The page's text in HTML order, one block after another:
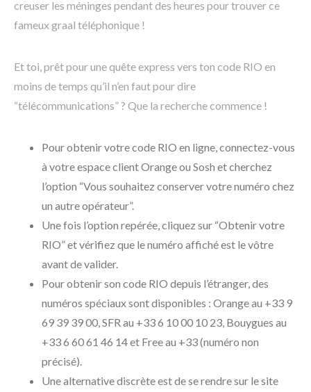
creuser les méninges pendant des heures pour trouver ce
fameux graal téléphonique !
Et toi, prêt pour une quête express vers ton code RIO en
moins de temps qu’il n’en faut pour dire
“télécommunications” ? Que la recherche commence !
Pour obtenir votre code RIO en ligne, connectez-vous
à votre espace client Orange ou Sosh et cherchez
l’option “Vous souhaitez conserver votre numéro chez
un autre opérateur”.
Une fois l’option repérée, cliquez sur “Obtenir votre
RIO” et vérifiez que le numéro affiché est le vôtre
avant de valider.
Pour obtenir son code RIO depuis l’étranger, des
numéros spéciaux sont disponibles : Orange au +33 9
69 39 39 00, SFR au +33 6 10 00 10 23, Bouygues au
+33 6 60 61 46 14 et Free au +33 (numéro non
précisé).
Une alternative discrète est de se rendre sur le site